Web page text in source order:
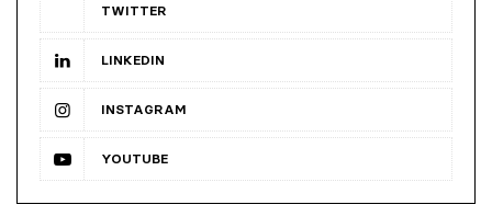
TWITTER
LINKEDIN
INSTAGRAM
YOUTUBE